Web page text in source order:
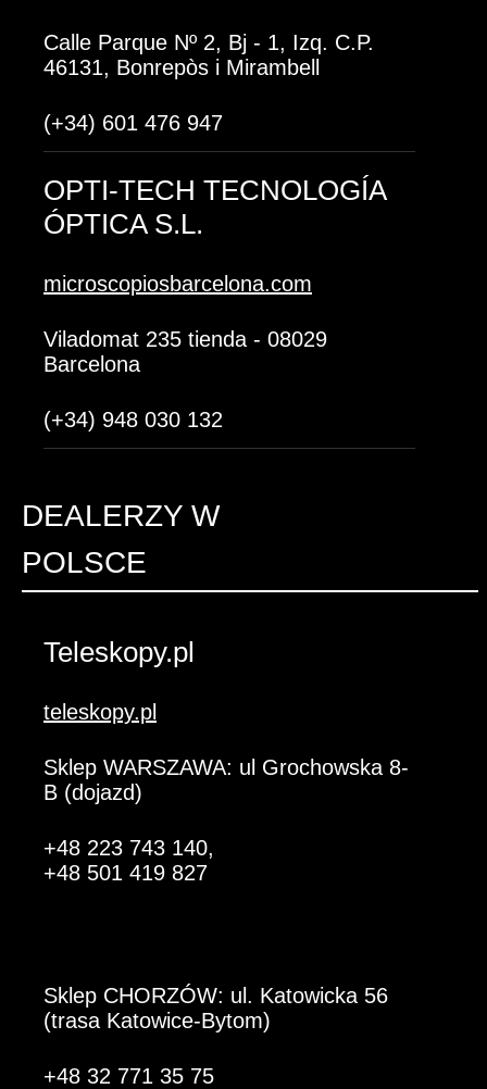
Calle Parque Nº 2, Bj - 1, Izq. C.P.
46131, Bonrepòs i Mirambell
(+34) 601 476 947
OPTI-TECH TECNOLOGÍA
ÓPTICA S.L.
microscopiosbarcelona.com
Viladomat 235 tienda - 08029
Barcelona
(+34) 948 030 132
DEALERZY W
POLSCE
Teleskopy.pl
teleskopy.pl
Sklep WARSZAWA: ul Grochowska 8-
B (dojazd)
+48 223 743 140,
+48 501 419 827
Sklep CHORZÓW: ul. Katowicka 56
(trasa Katowice-Bytom)
+48 32 771 35 75